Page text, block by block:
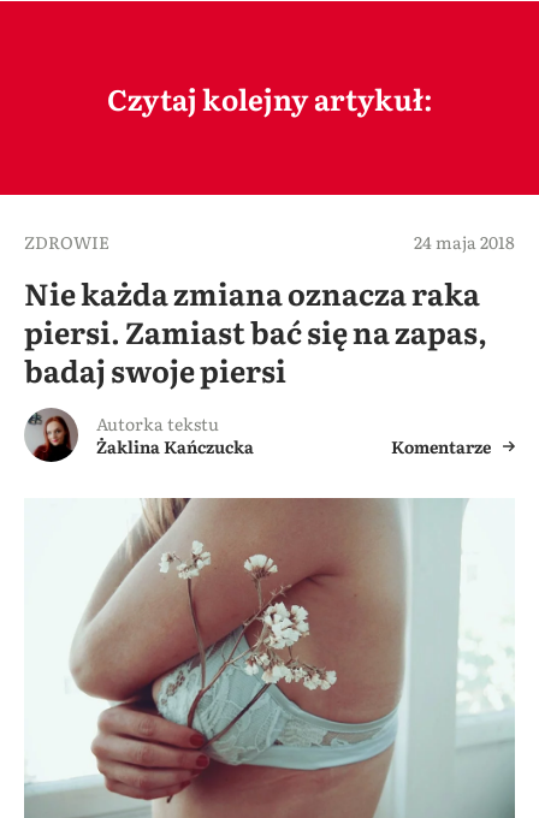
Czytaj kolejny artykuł:
ZDROWIE 24 maja 2018
Nie każda zmiana oznacza raka
piersi. Zamiast bać się na zapas,
badaj swoje piersi
Autorka tekstu
Żaklina Kańczucka
Komentarze